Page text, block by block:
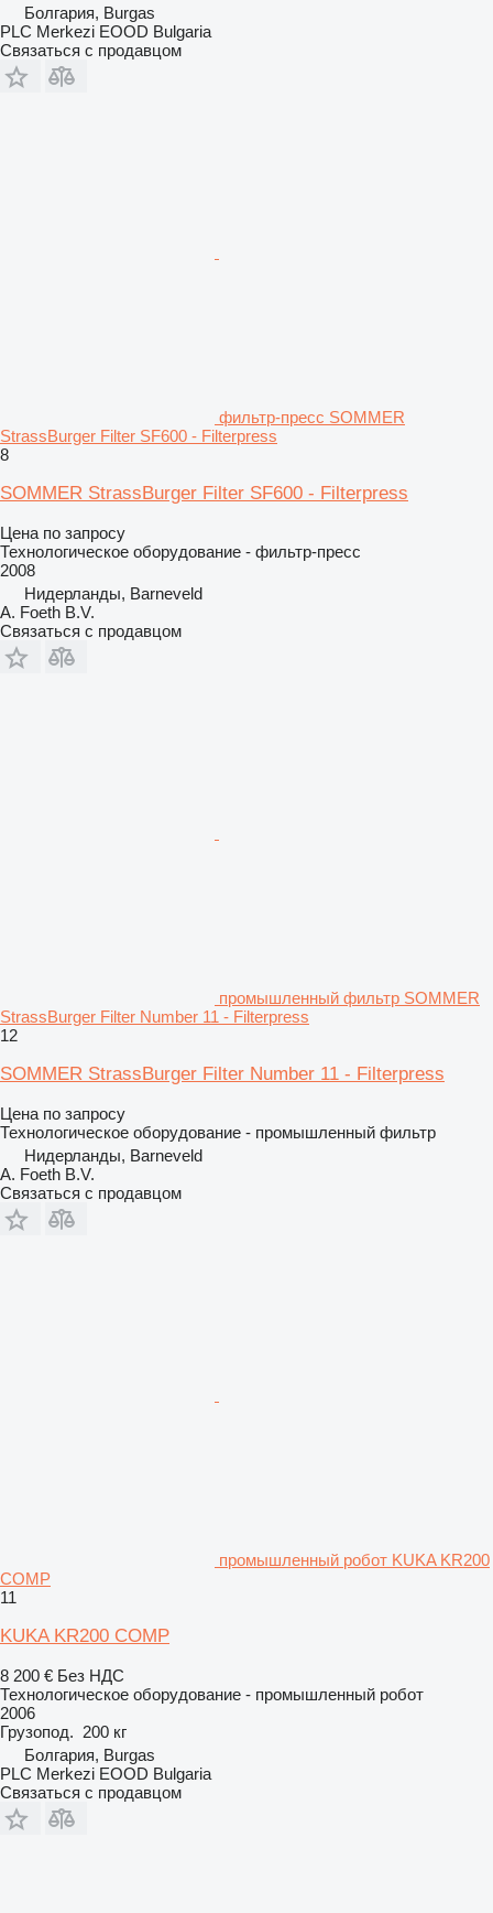
Болгария, Burgas
PLC Merkezi EOOD Bulgaria
Связаться с продавцом
фильтр-пресс SOMMER
StrassBurger Filter SF600 - Filterpress
8
SOMMER StrassBurger Filter SF600 - Filterpress
Цена по запросу
Технологическое оборудование - фильтр-пресс
2008
Нидерланды, Barneveld
A. Foeth B.V.
Связаться с продавцом
промышленный фильтр SOMMER
StrassBurger Filter Number 11 - Filterpress
12
SOMMER StrassBurger Filter Number 11 - Filterpress
Цена по запросу
Технологическое оборудование - промышленный фильтр
Нидерланды, Barneveld
A. Foeth B.V.
Связаться с продавцом
промышленный робот KUKA KR200
COMP
11
KUKA KR200 COMP
8 200 € Без НДС
Технологическое оборудование - промышленный робот
2006
Грузопод. 200 кг
Болгария, Burgas
PLC Merkezi EOOD Bulgaria
Связаться с продавцом